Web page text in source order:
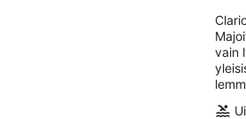
yö
vain